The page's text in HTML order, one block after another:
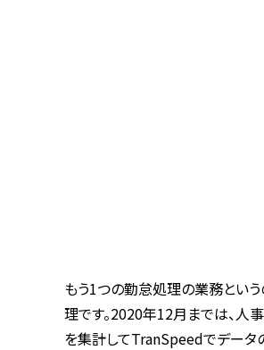
もう1つの勤怠処理の業務とい
理です。2020年12月までは、
を集計してTranSpeedでデータ